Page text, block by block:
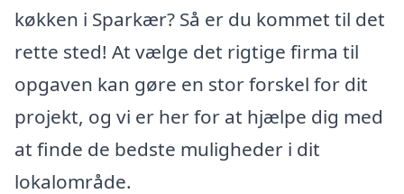
køkken i Sparkær? Så er du kommet til det
rette sted! At vælge det rigtige firma til
opgaven kan gøre en stor forskel for dit
projekt, og vi er her for at hjælpe dig med
at finde de bedste muligheder i dit
lokalområde.